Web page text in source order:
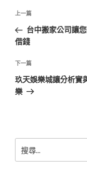
文
導
覽
上
一
篇
章
上一篇
台中搬家公司讓
借錢
下
一
篇
下一篇
玖天娛樂城讓分析實
樂
尋